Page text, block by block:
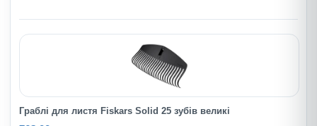
Граблі для листя Fiskars Solid 25 зубiв великi